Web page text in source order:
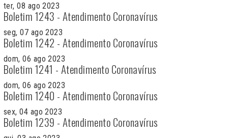
ter, 08 ago 2023
Boletim 1243 - Atendimento Coronavírus
seg, 07 ago 2023
Boletim 1242 - Atendimento Coronavírus
dom, 06 ago 2023
Boletim 1241 - Atendimento Coronavírus
dom, 06 ago 2023
Boletim 1240 - Atendimento Coronavírus
sex, 04 ago 2023
Boletim 1239 - Atendimento Coronavírus